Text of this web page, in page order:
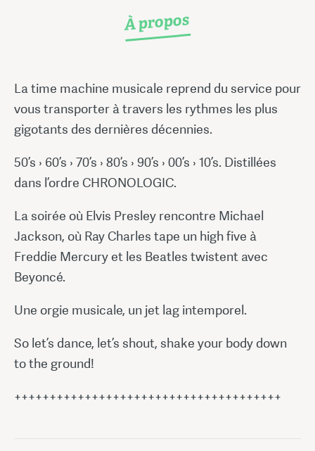
À propos
La time machine musicale reprend du service pour
vous transporter à travers les rythmes les plus
gigotants des dernières décennies.
50’s › 60’s › 70’s › 80’s › 90’s › 00’s › 10’s. Distillées
dans l’ordre CHRONOLOGIC.
La soirée où Elvis Presley rencontre Michael
Jackson, où Ray Charles tape un high five à
Freddie Mercury et les Beatles twistent avec
Beyoncé.
Une orgie musicale, un jet lag intemporel.
So let’s dance, let’s shout, shake your body down
to the ground!
++++++++++++++++++++++++++++++++++++++